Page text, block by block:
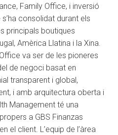
Family Office, i inversió
consolidat durant els
principals boutiques
Amèrica Llatina i la Xina.
va ser de les pioneres
de negoci basat en
transparent i global,
i amb arquitectura oberta i
Management té una
a GBS Finanzas
el client. L’equip de l’àrea